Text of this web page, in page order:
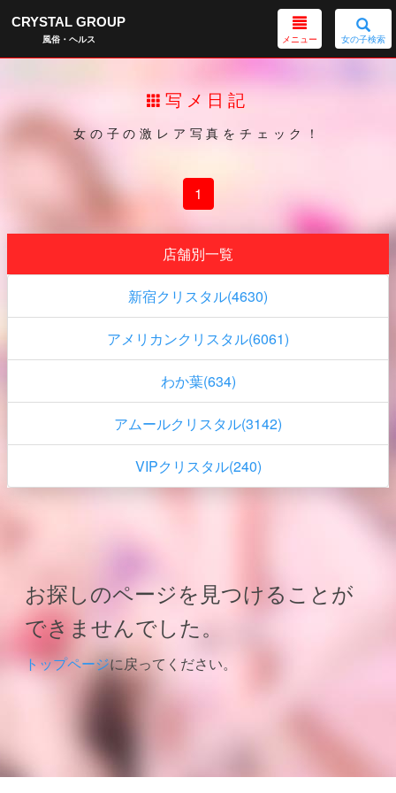
女の子検索
メニュー
CRYSTAL GROUP
風俗・ヘルス
写メ日記
女の子の激レア写真をチェック！
1
店舗別一覧
新宿クリスタル(4630)
アメリカンクリスタル(6061)
わか葉(634)
アムールクリスタル(3142)
VIPクリスタル(240)
お探しのページを見つけることが
できませんでした。
トップページに戻ってください。